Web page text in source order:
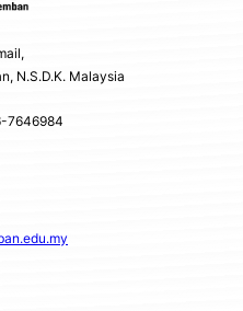
N.S.D.K. Malaysia
7646984